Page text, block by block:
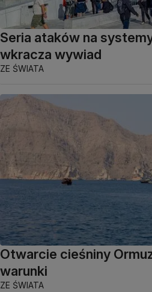
Seria ataków na
wkracza wywiad
ZE ŚWIATA
Otwarcie cieśniny
warunki
ZE ŚWIATA